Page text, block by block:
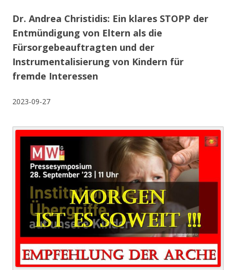
Dr. Andrea Christidis: Ein klares STOPP der
Entmündigung von Eltern als die
Fürsorgebeauftragten und der
Instrumentalisierung von Kindern für
fremde Interessen
2023-09-27